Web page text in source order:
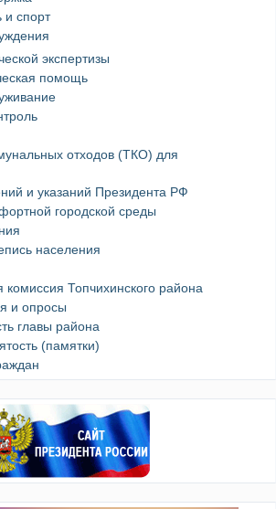
и спорт
экспертизы
помощь
отходов (ТКО) для
и указаний Президента РФ
городской среды
населения
комиссия Топчихинского района
и опросы
главы района
(памятки)